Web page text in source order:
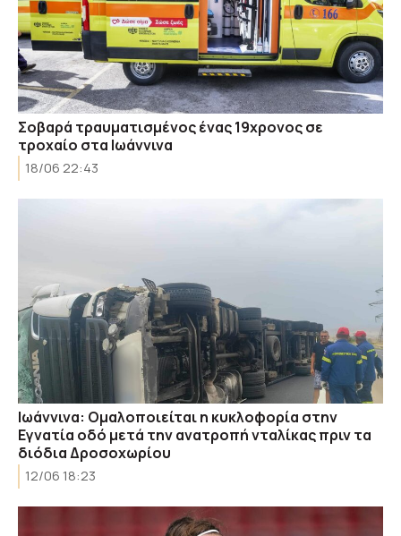
Σοβαρά τραυματισμένος ένας 19χρονος σε
τροχαίο στα Ιωάννινα
18/06 22:43
Ιωάννινα: Ομαλοποιείται η κυκλοφορία στην
Εγνατία οδό μετά την ανατροπή νταλίκας πριν τα
διόδια Δροσοχωρίου
12/06 18:23